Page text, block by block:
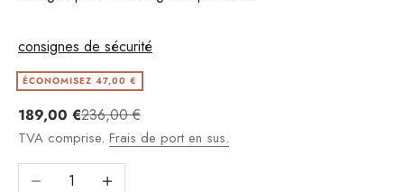
consignes de sécurité
ÉCONOMISEZ 47,00 €
Angebot
189,00 €Regulärer Preis
236,00 €
TVA comprise. Frais de port en sus.
Réduire le nombreAugmenter le nombre